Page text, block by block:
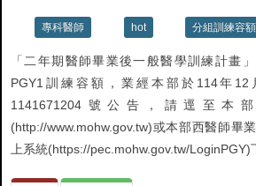
專科醫師 hot 分組訓練容額
「二年期醫師畢業後一般醫學訓練計畫
PGY1訓練容額，業經本部於114年
1141671204號公告，請逕至本
(http://www.mohw.gov.tw)或本部西醫師畢
上系統(https://pec.mohw.gov.tw/LoginPGY)